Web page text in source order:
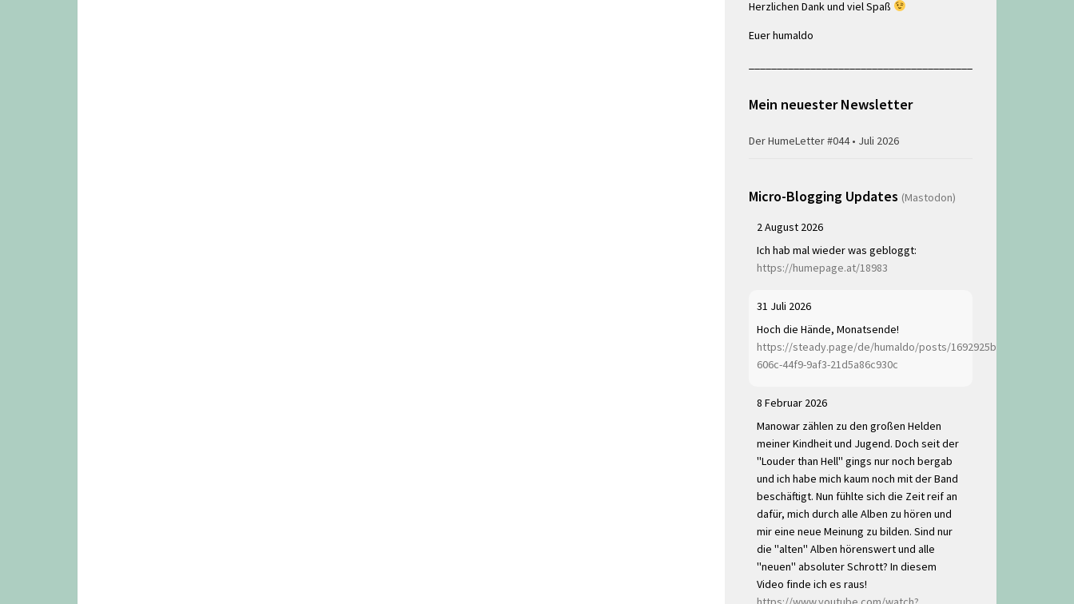
Herzlichen Dank und viel Spaß
Euer humaldo
Mein neuester Newsletter
Der HumeLetter #044 • Juli 2026
Micro-Blogging Updates (Mastodon)
2 August 2026
Ich hab mal wieder was gebloggt:
https://humepage.at/18983
31 Juli 2026
Hoch die Hände, Monatsende!
https://steady.page/de/humaldo/posts/1692925b-
606c-44f9-9af3-21d5a86c930c
8 Februar 2026
Manowar zählen zu den großen Helden
meiner Kindheit und Jugend. Doch seit der
"Louder than Hell" gings nur noch bergab
und ich habe mich kaum noch mit der Band
beschäftigt. Nun fühlte sich die Zeit reif an
dafür, mich durch alle Alben zu hören und
mir eine neue Meinung zu bilden. Sind nur
die "alten" Alben hörenswert und alle
"neuen" absoluter Schrott? In diesem
Video finde ich es raus!